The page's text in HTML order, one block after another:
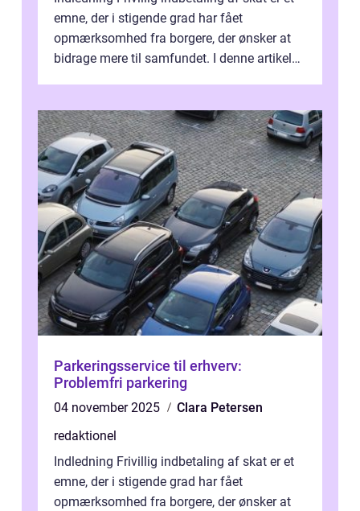
emne, der i stigende grad har fået
opmærksomhed fra borgere, der ønsker at
bidrage mere til samfundet. I denne artikel
Parkeringsservice til erhverv:
Problemfri parkering
04 november 2025
Clara Petersen
redaktionel
Indledning Frivillig indbetaling af skat er et
emne, der i stigende grad har fået
opmærksomhed fra borgere, der ønsker at